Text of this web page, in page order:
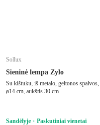
Sollux
Sieninė lempa Zylo
Su kištuku, iš metalo, geltonos spalvos,
ø14 cm, aukštis 30 cm
Sandėlyje Paskutiniai vienetai